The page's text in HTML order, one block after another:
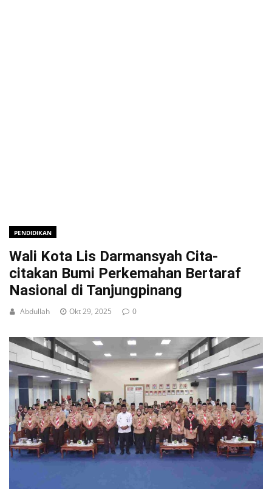
PENDIDIKAN
Wali Kota Lis Darmansyah Cita-
citakan Bumi Perkemahan Bertaraf
Nasional di Tanjungpinang
Abdullah Okt 29, 2025 0